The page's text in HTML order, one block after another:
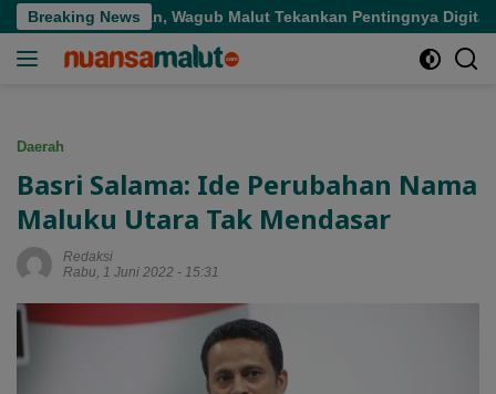
Langsung
ke
Breaking News
Sasaran, Wagub Malut Tekankan Pentingnya Digitalisasi
Daerah
Basri Salama: Ide Perubahan Nama
Maluku Utara Tak Mendasar
Redaksi
Rabu, 1 Juni 2022 - 15:31